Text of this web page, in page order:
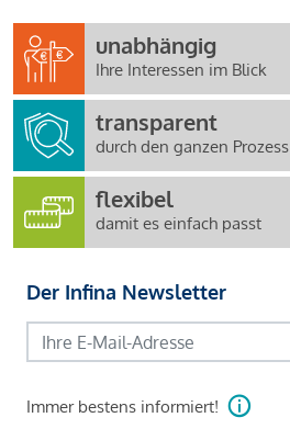
unabhängig
Ihre Interessen im Blick
transparent
durch den ganzen Prozess
flexibel
damit es einfach passt
Der Infina Newsletter
Immer bestens informiert!